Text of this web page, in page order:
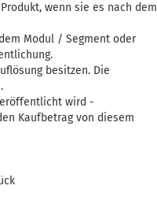
wenn sie es nach dem
Modul / Segment oder
besitzen. Die
wird -
Kaufbetrag von diesem